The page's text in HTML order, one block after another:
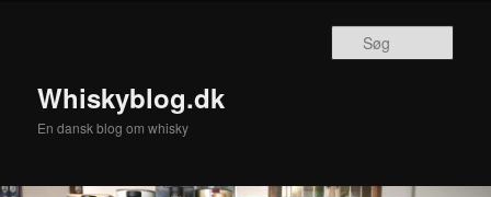
Whiskyblog.dk
En dansk blog om whisky